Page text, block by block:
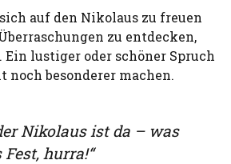
auf den Nikolaus zu freuen
zu entdecken,
lustiger oder schöner Spruch
noch besonderer machen.
Nikolaus ist da – was
hurra!“